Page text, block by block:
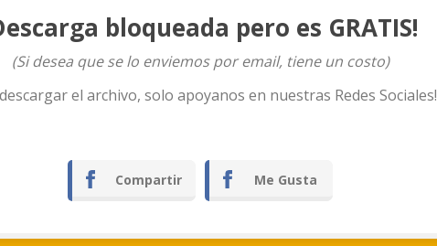
Descargar
bloqueada pero es GRATIS!
(Si desea que se lo enviemos por email, tiene un costo)
el archivo, solo apoyanos en nuestras Redes Sociales!
Compartir Me Gusta